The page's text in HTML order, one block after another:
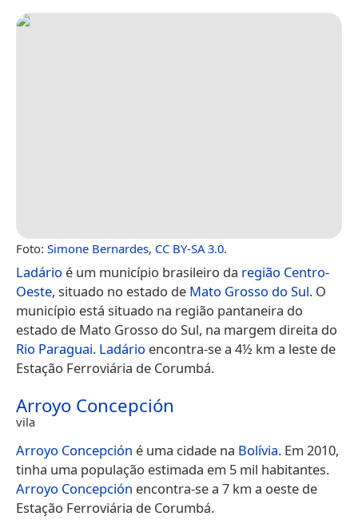
Foto: Simone Bernardes, CC BY-SA 3.0.
Ladário é um município brasileiro da região Centro-
Oeste, situado no estado de Mato Grosso do Sul. O
município está situado na região pantaneira do
estado de Mato Grosso do Sul, na margem direita do
Rio Paraguai. Ladário encontra-se a 4½ km a leste de
Estação Ferroviária de Corumbá.
Arroyo Concepción
vila
Arroyo Concepción é uma cidade na Bolívia. Em 2010,
tinha uma população estimada em 5 mil habitantes.
Arroyo Concepción encontra-se a 7 km a oeste de
Estação Ferroviária de Corumbá.